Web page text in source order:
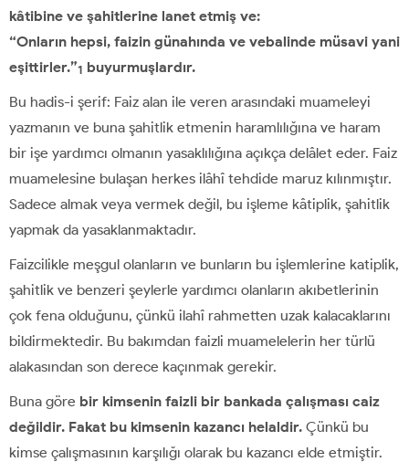
kâtibine ve şahitlerine lanet etmiş ve:
“Onların hepsi, faizin günahında ve vebalinde müsavi yani
eşittirler.”1 buyurmuşlardır.
Bu hadis-i şerif: Faiz alan ile veren arasındaki muameleyi
yazmanın ve buna şahitlik etmenin haramlılığına ve haram
bir işe yardımcı olmanın yasaklılığına açıkça delâlet eder. Faiz
muamelesine bulaşan herkes ilâhî tehdide maruz kılınmıştır.
Sadece almak veya vermek değil, bu işleme kâtiplik, şahitlik
yapmak da yasaklanmaktadır.
Faizcilikle meşgul olanların ve bunların bu işlemlerine katiplik,
şahitlik ve benzeri şeylerle yardımcı olanların akıbetlerinin
çok fena olduğunu, çünkü ilahî rahmetten uzak kalacaklarını
bildirmektedir. Bu bakımdan faizli muamelelerin her türlü
alakasından son derece kaçınmak gerekir.
Buna göre bir kimsenin faizli bir bankada çalışması caiz
değildir. Fakat bu kimsenin kazancı helaldir. Çünkü bu
kimse çalışmasının karşılığı olarak bu kazancı elde etmiştir.